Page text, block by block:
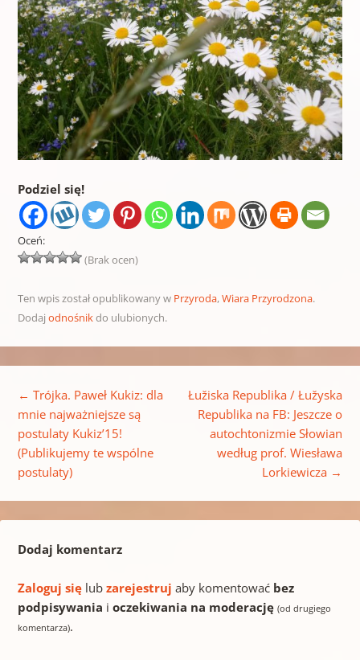
Podziel się!
Oceń:
(Brak ocen)
Ten wpis został opublikowany w Przyroda,Wiara Przyrodzona.
Dodaj odnośnikdo ulubionych.
← Trójka. Paweł Kukiz: dla
mnie najważniejsze są
postulaty Kukiz’15!
(Publikujemy te wspólne
postulaty)
Łužiska Republika / Łužyska
Republika na FB: Jeszcze o
autochtonizmie Słowian
według prof. Wiesława
Lorkiewicza →
Dodaj komentarz
Zaloguj sięlub zarejestruj aby komentować bez
podpisywania i oczekiwania na moderację (od drugiego
komentarza).